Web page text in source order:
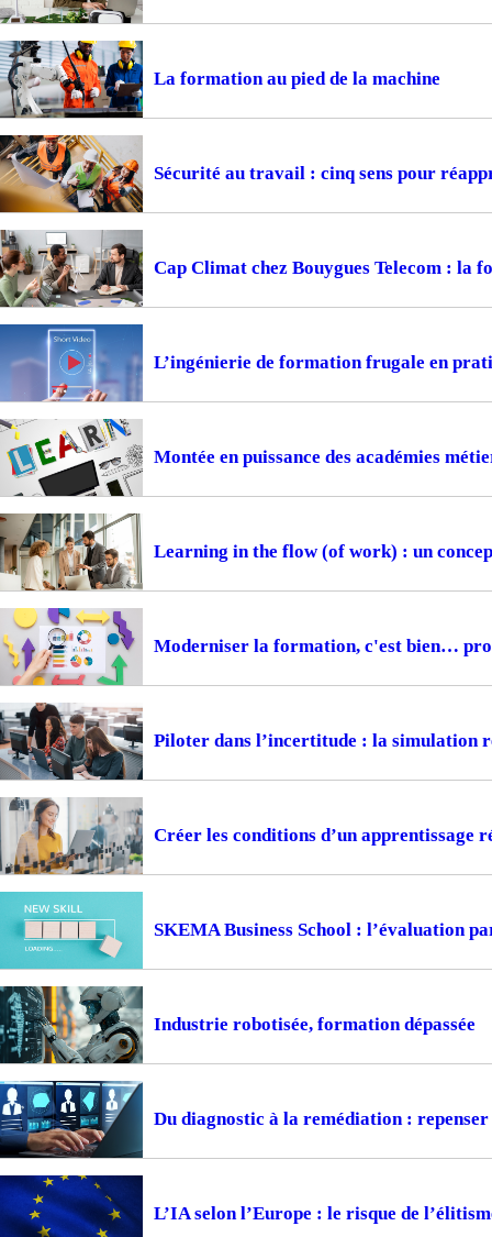
La formation au pied de la machine
Sécurité au travail : cinq sens pour
Cap Climat chez Bouygues Telecom : la
L’ingénierie de formation frugale en
Montée en puissance des académies
Learning in the flow (of work) : un
Moderniser la formation, c'est bien…
Piloter dans l’incertitude : la simulation
Créer les conditions d’un apprentissage
SKEMA Business School : l’évaluation
Industrie robotisée, formation dépassée
Du diagnostic à la remédiation :
L’IA selon l’Europe : le risque de